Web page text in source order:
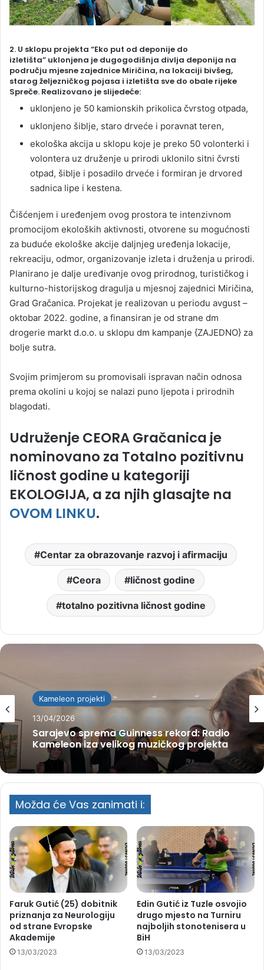
2. U sklopu projekta “Eko put od deponije do
izletišta” uklonjena je dugogodišnja divlja deponija na
području mjesne zajednice Miričina, na lokaciji bivšeg,
starog željezničkog pojasa i izletišta sve do obale rijeke
Spreče. Realizovano je slijedeće:
uklonjeno je 50 kamionskih prikolica čvrstog otpada,
uklonjeno šiblje, staro drveće i poravnat teren,
ekološka akcija u sklopu koje je preko 50 volonterki i
volontera uz druženje u prirodi uklonilo sitni čvrsti
otpad, šiblje i posadilo drveće i formiran je drvored
sadnica lipe i kestena.
Čišćenjem i uređenjem ovog prostora te intenzivnom
promocijom ekoloških aktivnosti, otvorene su mogućnosti
za buduće ekološke akcije daljnjeg uređenja lokacije,
rekreaciju, odmor, organizovanje izleta i druženja u prirodi.
Planirano je dalje uređivanje ovog prirodnog, turističkog i
kulturno-historijskog dragulja u mjesnoj zajednici Miričina,
Grad Gračanica. Projekat je realizovan u periodu avgust –
oktobar 2022. godine, a finansiran je od strane dm
drogerie markt d.o.o. u sklopu dm kampanje {ZAJEDNO} za
bolje sutra.
Svojim primjerom su promovisali ispravan način odnosa
prema okolini u kojoj se nalazi puno ljepota i prirodnih
blagodati.
Udruženje CEORA Gračanica je
nominovano za Totalno pozitivnu
ličnost godine u kategoriji
EKOLOGIJA, a za njih glasajte na
OVOM LINKU.
Centar za obrazovanje razvoj i afirmaciju
Ceora ličnost godine
totalno pozitivna ličnost godine
Kameleon projekti
13/04/2026
Sarajevo sprema Guinness rekord: Radio
Kameleon iza velikog muzičkog projekta
Možda će Vas zanimati i:
Faruk Gutić (25) dobitnik
priznanja za Neurologiju
od strane Evropske
Akademije
13/03/2023
Edin Gutić iz Tuzle osvojio
drugo mjesto na Turniru
najboljih stonotenisera u
BiH
13/03/2023